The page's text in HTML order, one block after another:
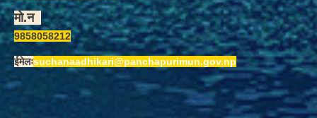
मो.न
9858058212
ईमेलःsuchanaadhikari@panchapurimun.gov.np